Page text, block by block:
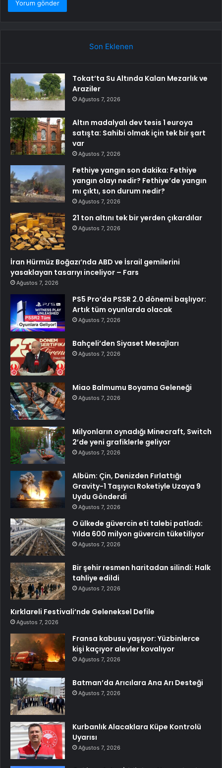
Son Eklenen
Tokat’ta Su Altında Kalan Mezarlık ve
Araziler
Ağustos 7, 2026
Altın madalyalı dev tesis 1 euroya
satışta: Sahibi olmak için tek bir şart
var
Ağustos 7, 2026
Fethiye yangın son dakika: Fethiye
yangın olayı nedir? Fethiye’de yangın
mı çıktı, son durum nedir?
Ağustos 7, 2026
21 ton altını tek bir yerden çıkardılar
Ağustos 7, 2026
İran Hürmüz Boğazı’nda ABD ve İsrail gemilerini
yasaklayan tasarıyı inceliyor – Fars
Ağustos 7, 2026
PS5 Pro’da PSSR 2.0 dönemi başlıyor:
Artık tüm oyunlarda olacak
Ağustos 7, 2026
Bahçeli’den Siyaset Mesajları
Ağustos 7, 2026
Miao Balmumu Boyama Geleneği
Ağustos 7, 2026
Milyonların oynadığı Minecraft, Switch
2’de yeni grafiklerle geliyor
Ağustos 7, 2026
Albüm: Çin, Denizden Fırlattığı
Gravity-1 Taşıyıcı Roketiyle Uzaya 9
Uydu Gönderdi
Ağustos 7, 2026
O ülkede güvercin eti talebi patladı:
Yılda 600 milyon güvercin tüketiliyor
Ağustos 7, 2026
Bir şehir resmen haritadan silindi: Halk
tahliye edildi
Ağustos 7, 2026
Kırklareli Festivali’nde Geleneksel Defile
Ağustos 7, 2026
Fransa kabusu yaşıyor: Yüzbinlerce
kişi kaçıyor alevler kovalıyor
Ağustos 7, 2026
Batman’da Arıcılara Ana Arı Desteği
Ağustos 7, 2026
Kurbanlık Alacaklara Küpe Kontrolü
Uyarısı
Ağustos 7, 2026